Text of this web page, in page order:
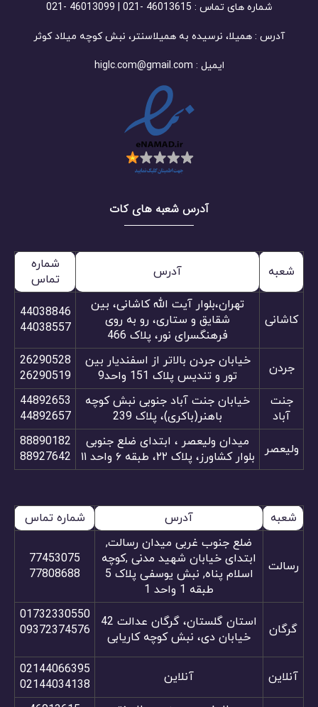
شماره های تماس : 46013615 -021 | 46013099 -021
آدرس : همیلا، نرسیده به همیلاسنتر، نبش کوچه میلاد کوثر
ایمیل : higlc.com@gmail.com
آدرس شعبه های کات
شعبه آدرس
شماره
تماس
کاشانی
تهران،بلوار آیت الله کاشانی، بین
شقایق و ستاری، رو به روی
فرهنگسرای نور، پلاک 466
44038846
44038557
جردن
خیابان جردن بالاتر از اسفندیار بین
تور و تندیس پلاک 151 واحد9
26290528
26290519
جنت
آباد
خیابان جنت آباد جنوبی نبش کوچه
باهنر(باکری)، پلاک 239
44892653
44892657
ولیعصر
میدان ولیعصر ، ابتدای ضلع جنوبی
بلوار کشاورز، پلاک ۲۲، طبقه ۶ واحد ۱۱
88890182
88927642
شعبه آدرس شماره تماس
رسالت
ضلع جنوب غربی میدان رسالت,
ابتدای خیابان شهید مدنی ,کوچه
اسلام پناه, نبش یوسفی پلاک 5
طبقه 1 واحد 1
77453075
77808688
گرگان
استان گلستان، گرگان عدالت 42
خیابان دی، نبش کوچه کاریابی
01732330550
09372374576
آنلاین آنلاین
02144066395
02144034138